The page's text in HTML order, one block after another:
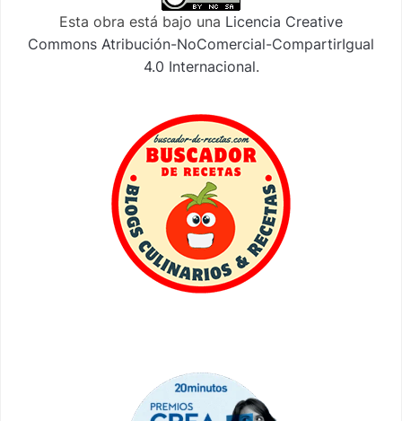
Esta obra está bajo una Licencia Creative
Commons Atribución-NoComercial-CompartirIgual
4.0 Internacional.